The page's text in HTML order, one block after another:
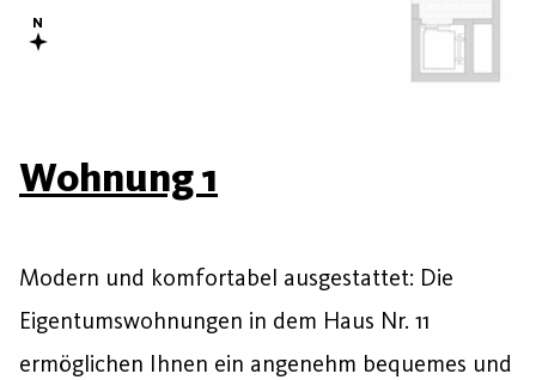
Wohnung 1
Modern und komfortabel ausgestattet: Die
Eigentumswohnungen in dem Haus Nr. 11
ermöglichen Ihnen ein angenehm bequemes und